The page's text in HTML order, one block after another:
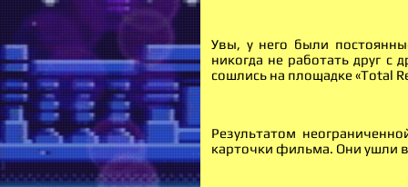
Увы, у него были
никогда не работать друг
сошлись на площадке «Total
Результатом
карточки фильма. Они ушли